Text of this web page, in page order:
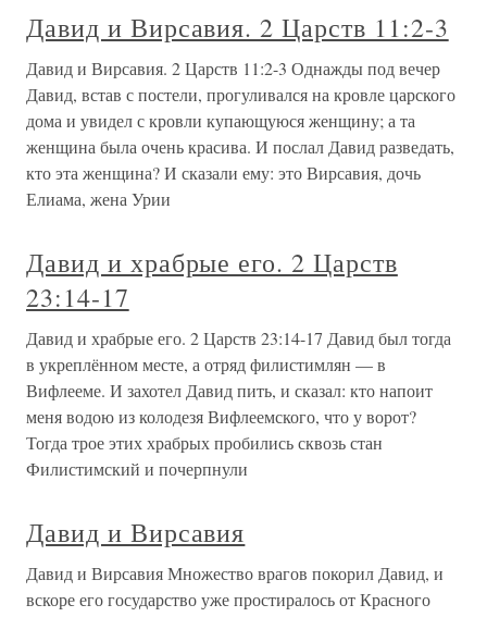
Давид и Вирсавия. 2 Царств 11:2-3
Давид и Вирсавия. 2 Царств 11:2-3 Однажды под вечер
Давид, встав с постели, прогуливался на кровле царского
дома и увидел с кровли купающуюся женщину; а та
женщина была очень красива. И послал Давид разведать,
кто эта женщина? И сказали ему: это Вирсавия, дочь
Елиама, жена Урии
Давид и храбрые его. 2 Царств
23:14-17
Давид и храбрые его. 2 Царств 23:14-17 Давид был тогда
в укреплённом месте, а отряд филистимлян — в
Вифлееме. И захотел Давид пить, и сказал: кто напоит
меня водою из колодезя Вифлеемского, что у ворот?
Тогда трое этих храбрых пробились сквозь стан
Филистимский и почерпнули
Давид и Вирсавия
Давид и Вирсавия Множество врагов покорил Давид, и
вскоре его государство уже простиралось от Красного